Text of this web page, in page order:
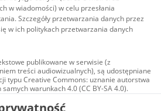
w wiadomości) w celu przesłania
Szczegóły przetwarzania danych przez
w ich politykach przetwarzania danych
publikowane w serwisie (z
treści audiowizualnych), są udostępniane
typu Creative Commons: uznanie autorstwa
samych warunkach 4.0 (CC BY-SA 4.0).
audiowizualne, w tym zdjęcia, materiały
są udostępniane na licencji typu